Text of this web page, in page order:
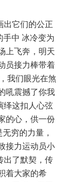
出它们的公正
手中 冰冷变为
上飞奔，明天
员接力棒带着
我们眼光在煞
吼震撼了你我
绎这扣人心弦
的心，供一份
穷的力量，
接力运动员小
出了默契，传
着大家的希